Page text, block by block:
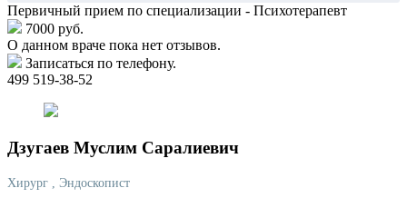
Первичный прием по специализации - Психотерапевт
7000 руб.
О данном враче пока нет отзывов.
Записаться по телефону.
499 519-38-52
Дзугаев Муслим Саралиевич
Хирург , Эндоскопист